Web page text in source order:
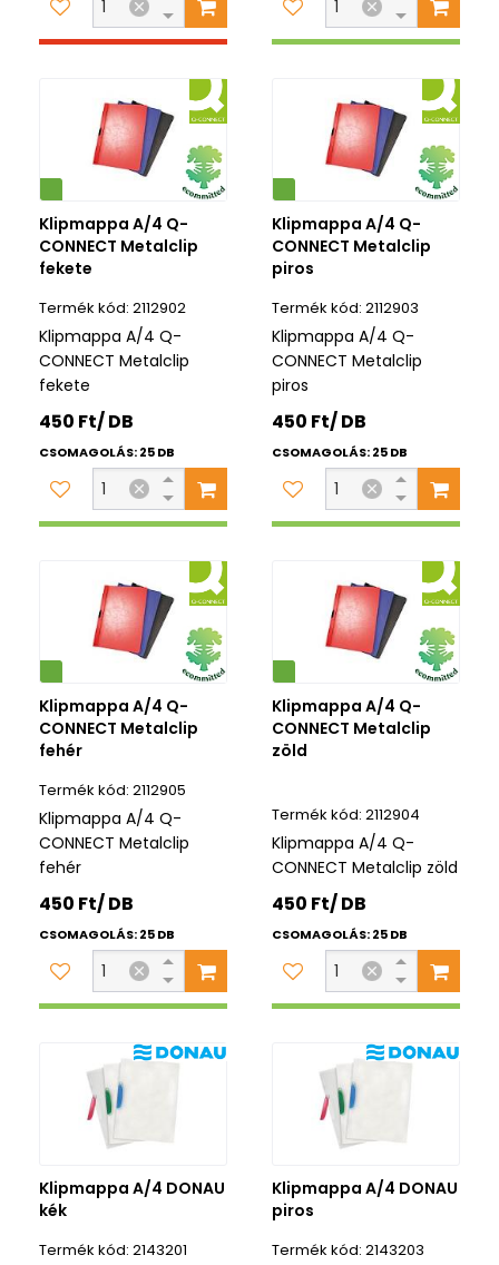
Klipmappa A/4 Q-
CONNECT Metalclip
fekete
2112902
Klipmappa A/4 Q-
CONNECT Metalclip
fekete
450 Ft/ DB
CSOMAGOLÁS: 25 DB
Környezetbarát
Klipmappa A/4 Q-
CONNECT Metalclip
piros
2112903
Klipmappa A/4 Q-
CONNECT Metalclip
piros
450 Ft/ DB
CSOMAGOLÁS: 25 DB
Klipmappa A/4 Q-
CONNECT Metalclip
fehér
2112905
Klipmappa A/4 Q-
CONNECT Metalclip
fehér
450 Ft/ DB
CSOMAGOLÁS: 25 DB
Környezetbarát
Klipmappa A/4 Q-
CONNECT Metalclip
zöld
2112904
Klipmappa A/4 Q-
CONNECT Metalclip zöld
450 Ft/ DB
CSOMAGOLÁS: 25 DB
Klipmappa A/4 DONAU
kék
2143201
Klipmappa A/4 DONAU
piros
2143203